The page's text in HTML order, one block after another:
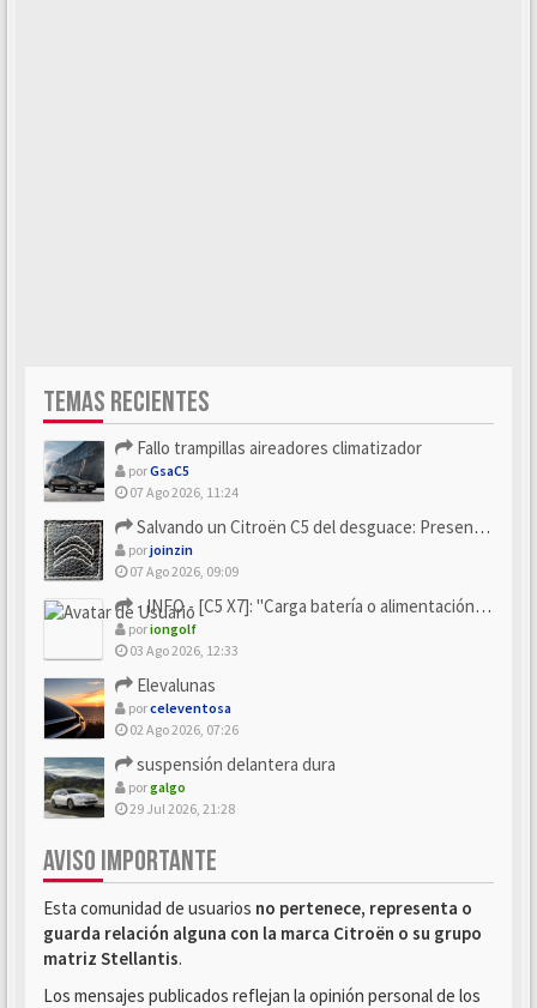
TEMAS RECIENTES
Fallo trampillas aireadores climatizador
porGsaC5
07 Ago 2026, 11:24
Salvando un Citroën C5 del desguace: Presentación y seguimiento
porjoinzin
07 Ago 2026, 09:09
- INFO - [C5 X7]: "Carga batería o alimentación eléctri...
poriongolf
03 Ago 2026, 12:33
Elevalunas
porceleventosa
02 Ago 2026, 07:26
suspensión delantera dura
porgalgo
29 Jul 2026, 21:28
AVISO IMPORTANTE
Esta comunidad de usuarios no pertenece, representa o
guarda relación alguna con la marca Citroën o su grupo
matriz Stellantis.
Los mensajes publicados reflejan la opinión personal de los